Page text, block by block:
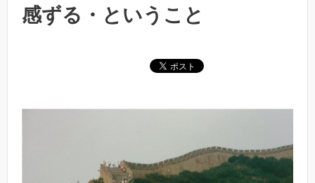
感ずる・ということ